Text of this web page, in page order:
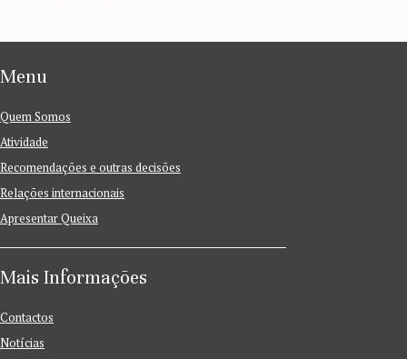
Menu
Quem Somos
Atividade
Recomendações e outras decisões
Relações internacionais
Apresentar Queixa
Mais Informações
Contactos
Notícias